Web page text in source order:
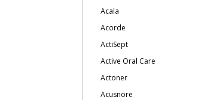
Acala
Acorde
ActiSept
Active Oral Care
Actoner
Acusnore